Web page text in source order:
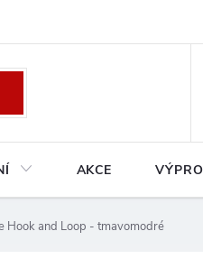
Podmínky ochrany
AKCE
Hook and Loop - tmavomodré